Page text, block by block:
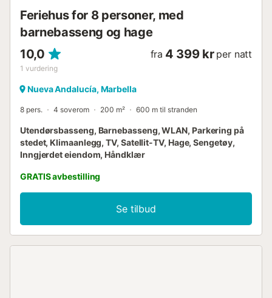
Feriehus for 8 personer, med
barnebasseng og hage
10,0
1 vurdering
fra 4 399 kr per natt
Nueva Andalucía, Marbella
8 pers. 4 soverom 200 m² 600 m til stranden
Utendørsbasseng, Barnebasseng, WLAN, Parkering på
stedet, Klimaanlegg, TV, Satellit-TV, Hage, Sengetøy,
Inngjerdet eiendom, Håndklær
GRATIS avbestilling
Se tilbud